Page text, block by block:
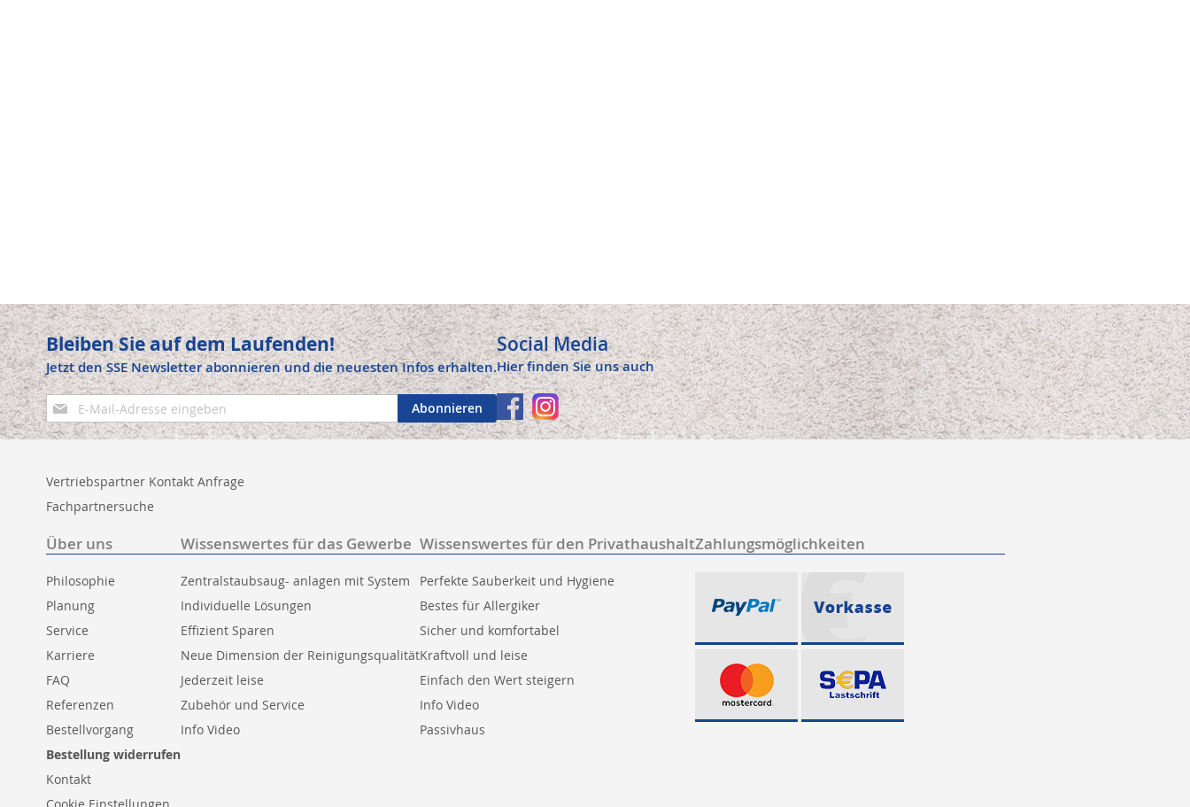
Bleiben Sie auf dem Laufenden!
Jetzt den SSE Newsletter abonnieren und die neuesten Infos erhalten.
Anmeldung
zum
Newsletter:
Abonnieren
Social Media
Hier finden Sie uns auch
Vertriebspartner Kontakt Anfrage
Fachpartnersuche
Über uns
Philosophie
Planung
Service
Karriere
FAQ
Referenzen
Bestellvorgang
Bestellung widerrufen
Kontakt
Wissenswertes für das Gewerbe
Zentralstaubsaug- anlagen mit System
Individuelle Lösungen
Effizient Sparen
Neue Dimension der Reinigungsqualität
Jederzeit leise
Zubehör und Service
Info Video
Wissenswertes für den Privathaushalt
Perfekte Sauberkeit und Hygiene
Bestes für Allergiker
Sicher und komfortabel
Kraftvoll und leise
Einfach den Wert steigern
Info Video
Passivhaus
Zahlungsmöglichkeiten